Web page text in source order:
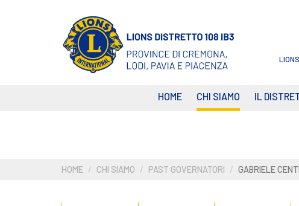
HOME CHI SIAMO IL
HOME CHI SIAMO PAST GOVERNATORI GABRIELE CENTI